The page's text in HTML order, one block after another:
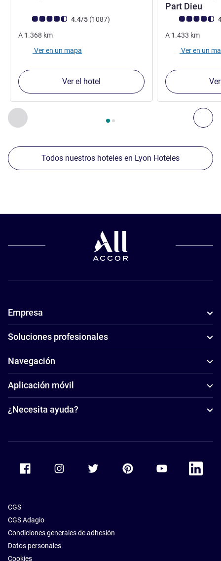
Anterior - Nuestros establecimientos cercanos
Página , Nuestros establecimientos cercanos 1 :,
Nota de clientes de Avis (Clasificación de ALL)
4.4/5 (1087opiniones
)
A 1.368 km
Ver en un mapa
Ver el hotel
Part Dieu
Nota de clientes
A 1.433 km
Ver en un
Todos nuestros hoteles en Lyon Hoteles
Empresa
Soluciones profesionales
Navegación
Aplicación móvil
¿Necesita ayuda?
Accor Facebook Accor TwitterAccor PinterestAccor Youtube
Accor
CGS
CGS Adagio
Condiciones generales de adhesión
Datos personales
Cookies